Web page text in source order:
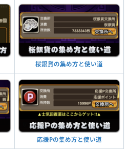
桜銀貨の集め方と使い道
応援Pの集め方と使い道